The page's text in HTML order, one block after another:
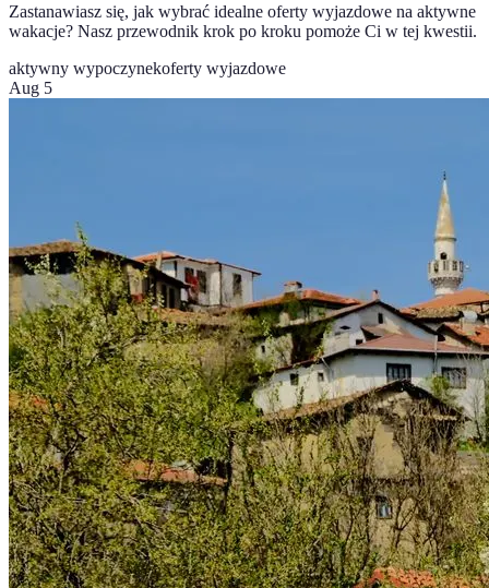
Zastanawiasz się, jak wybrać idealne oferty wyjazdowe na aktywne
wakacje? Nasz przewodnik krok po kroku pomoże Ci w tej kwestii.
aktywny wypoczynekoferty wyjazdowe
Aug 5